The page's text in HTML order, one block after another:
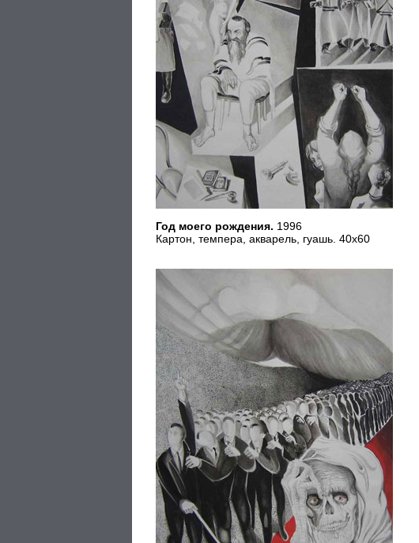
Год моего рождения. 1996
Картон, темпера, акварель, гуашь. 40х60